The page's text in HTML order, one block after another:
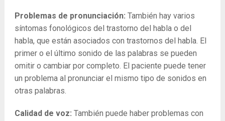
Problemas de pronunciación: También hay varios
síntomas fonológicos del trastorno del habla o del
habla, que están asociados con trastornos del habla. El
primer o el último sonido de las palabras se pueden
omitir o cambiar por completo. El paciente puede tener
un problema al pronunciar el mismo tipo de sonidos en
otras palabras.
Calidad de voz: También puede haber problemas con